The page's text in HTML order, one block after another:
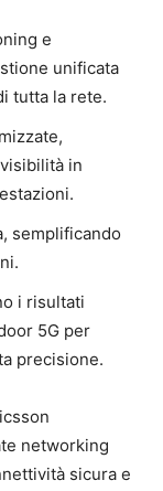
e
unificata
tutta la rete.
in
semplificando
i risultati
5G per
precisione.
networking
sicura e